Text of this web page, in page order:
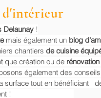
d'intérieur
Delaunay !
mais également un blog
chantiers de cuisine
que création ou de
également des
surface tout en bénéficiant
plaisent !